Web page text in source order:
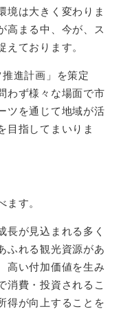
境は大きく変わりま
高まる中、今が、ス
ております。
進計画」を策定
わず様々な場面で市
ツを通じて地域が活
目指してまいりま
ます。
長が見込まれる多く
ふれる観光資源があ
高い付加価値を生み
消費・投資されるこ
得が向上することを